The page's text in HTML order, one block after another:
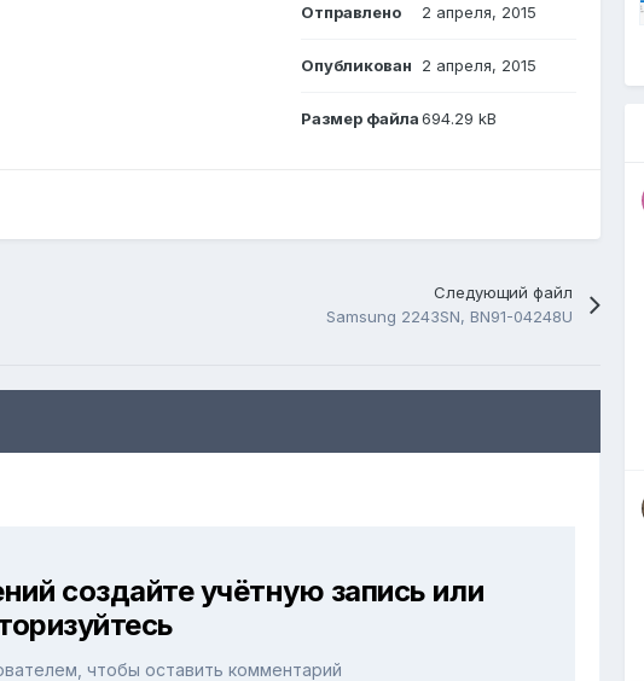
Отправлено 2 апреля, 2015
Опубликован 2 апреля, 2015
Размер файла694.29 kB
Следующий файл
Samsung 2243SN, BN91-04248U
создайте учётную запись или
чтобы оставить комментарий